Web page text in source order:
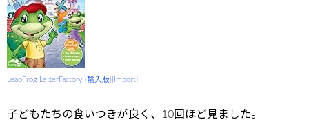
LeapFrog LetterFactory (輸入版)[Import]
子どもたちの食いつきが良く、10回ほど見ました。